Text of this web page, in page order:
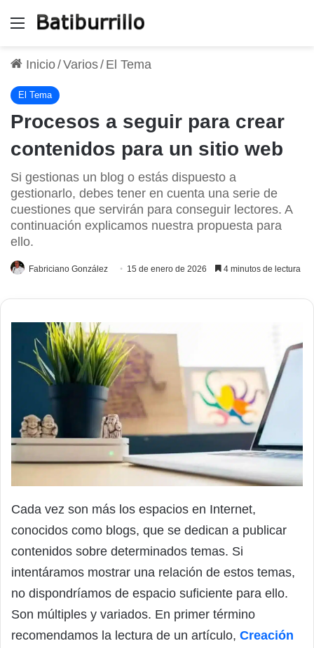
Menú
Inicio/Varios/ El Tema
El Tema
Procesos a seguir para crear
contenidos para un sitio web
Si gestionas un blog o estás dispuesto a
gestionarlo, debes tener en cuenta una serie de
cuestiones que servirán para conseguir lectores. A
continuación explicamos nuestra propuesta para
ello.
Fabriciano González 15 de enero de 2026 4 minutos de lectura
Cada vez son más los espacios en Internet,
conocidos como blogs, que se dedican a publicar
contenidos sobre determinados temas. Si
intentáramos mostrar una relación de estos temas,
no dispondríamos de espacio suficiente para ello.
Son múltiples y variados. En primer término
recomendamos la lectura de un artículo, Creación